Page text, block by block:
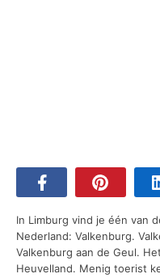
In Limburg vind je één van
Nederland: Valkenburg.
Valkenburg aan de Geul.
Heuvelland. Menig toerist